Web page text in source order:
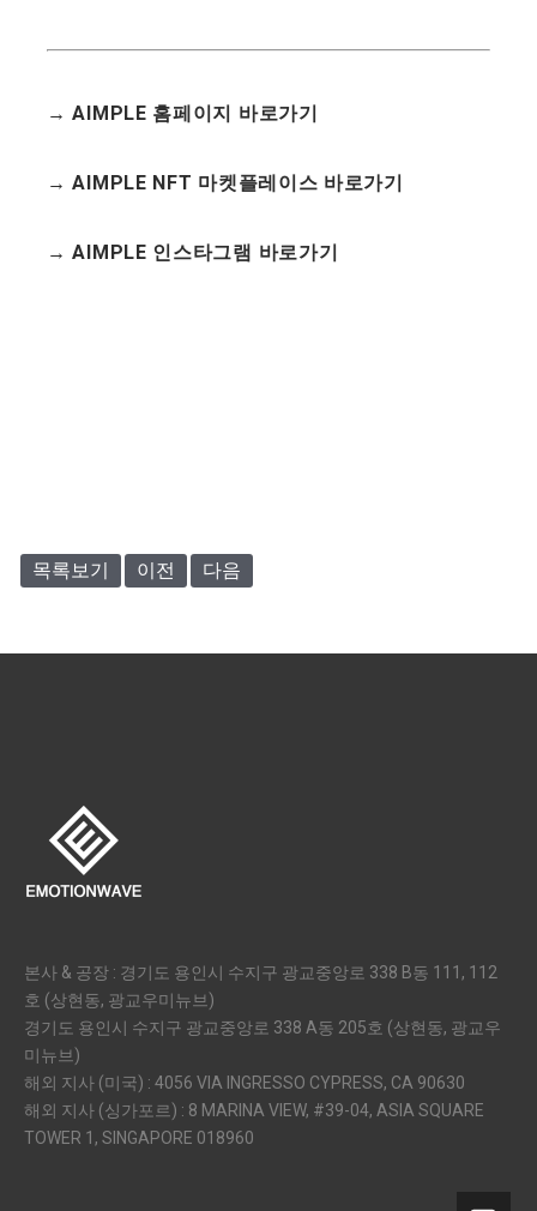
→ AIMPLE 홈페이지 바로가기
→ AIMPLE NFT 마켓플레이스 바로가기
→ AIMPLE 인스타그램 바로가기
목록보기 이전 다음
본사 & 공장 : 경기도 용인시 수지구 광교중앙로 338 B동 111, 112
호 (상현동, 광교우미뉴브)
경기도 용인시 수지구 광교중앙로 338 A동 205호 (상현동, 광교우
미뉴브)
해외 지사 (미국) : 4056 VIA INGRESSO CYPRESS, CA 90630
해외 지사 (싱가포르) : 8 MARINA VIEW, #39-04, ASIA SQUARE
TOWER 1, SINGAPORE 018960